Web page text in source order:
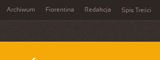
Archiwum Fiorentina Redakcja Spis Treści